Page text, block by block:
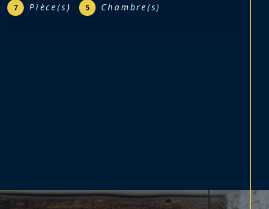
6 Pièce(s) 4 Chambre(s)